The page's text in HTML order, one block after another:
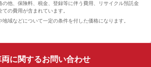
の他、保険料、税金、登録等に伴う費用、リサイクル預託金
の費用が含まれています。
域などについて一定の条件を付した価格になります。
両に関するお問い合わせ